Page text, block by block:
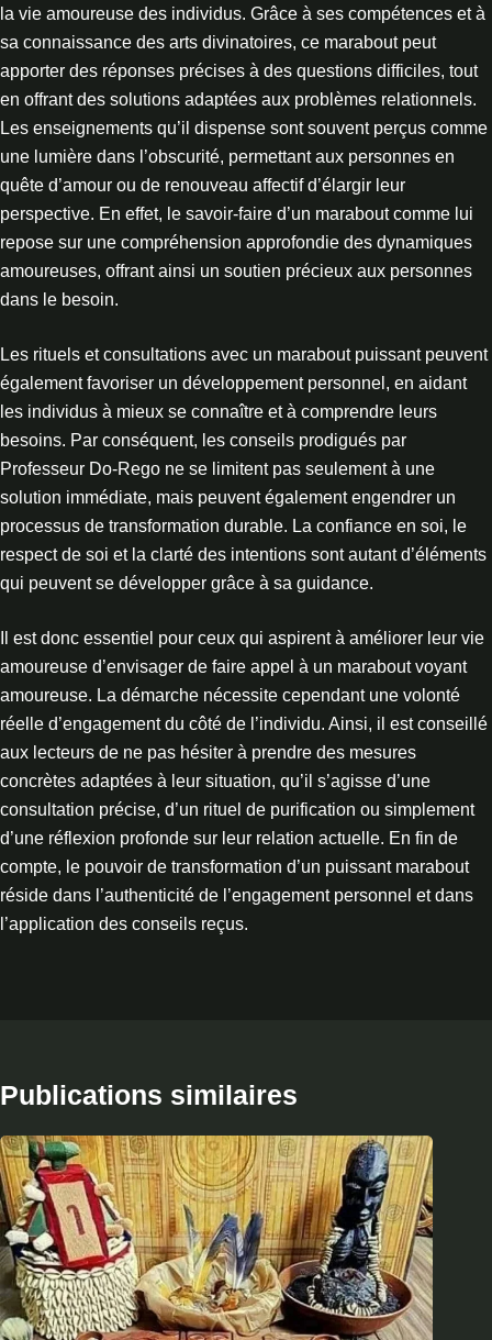
la vie amoureuse des individus. Grâce à ses compétences et à
sa connaissance des arts divinatoires, ce marabout peut
apporter des réponses précises à des questions difficiles, tout
en offrant des solutions adaptées aux problèmes relationnels.
Les enseignements qu’il dispense sont souvent perçus comme
une lumière dans l’obscurité, permettant aux personnes en
quête d’amour ou de renouveau affectif d’élargir leur
perspective. En effet, le savoir-faire d’un marabout comme lui
repose sur une compréhension approfondie des dynamiques
amoureuses, offrant ainsi un soutien précieux aux personnes
dans le besoin.
Les rituels et consultations avec un marabout puissant peuvent
également favoriser un développement personnel, en aidant
les individus à mieux se connaître et à comprendre leurs
besoins. Par conséquent, les conseils prodigués par
Professeur Do-Rego ne se limitent pas seulement à une
solution immédiate, mais peuvent également engendrer un
processus de transformation durable. La confiance en soi, le
respect de soi et la clarté des intentions sont autant d’éléments
qui peuvent se développer grâce à sa guidance.
Il est donc essentiel pour ceux qui aspirent à améliorer leur vie
amoureuse d’envisager de faire appel à un marabout voyant
amoureuse. La démarche nécessite cependant une volonté
réelle d’engagement du côté de l’individu. Ainsi, il est conseillé
aux lecteurs de ne pas hésiter à prendre des mesures
concrètes adaptées à leur situation, qu’il s’agisse d’une
consultation précise, d’un rituel de purification ou simplement
d’une réflexion profonde sur leur relation actuelle. En fin de
compte, le pouvoir de transformation d’un puissant marabout
réside dans l’authenticité de l’engagement personnel et dans
l’application des conseils reçus.
Publications similaires